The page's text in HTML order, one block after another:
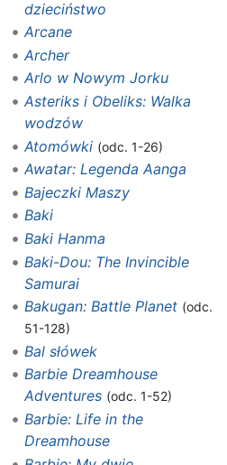
dzieciństwo
Arcane
Archer
Arlo w Nowym Jorku
Asteriks i Obeliks: Walka
wodzów
Atomówki (odc. 1-26)
Awatar: Legenda Aanga
Bajeczki Maszy
Baki
Baki Hanma
Baki-Dou: The Invincible
Samurai
Bakugan: Battle Planet (odc.
51-128)
Bal słówek
Barbie Dreamhouse
Adventures (odc. 1-52)
Barbie: Life in the
Dreamhouse